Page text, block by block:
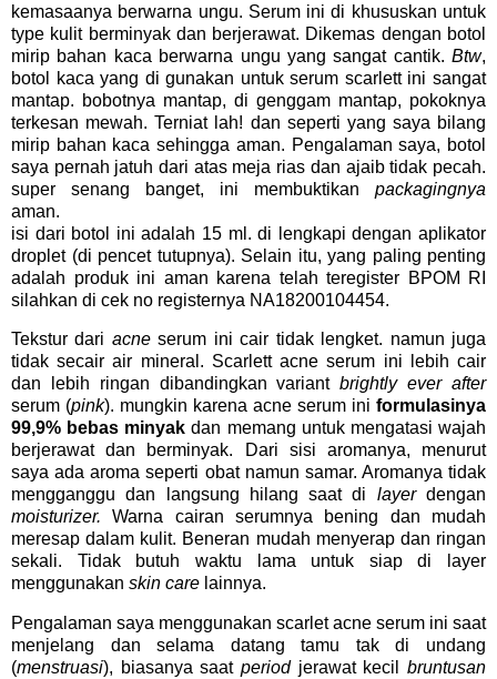
kemasaanya berwarna ungu. Serum ini di khususkan untuk
type kulit berminyak dan berjerawat. Dikemas dengan botol
mirip bahan kaca berwarna ungu yang sangat cantik. Btw,
botol kaca yang di gunakan untuk serum scarlett ini sangat
mantap. bobotnya mantap, di genggam mantap, pokoknya
terkesan mewah. Terniat lah! dan seperti yang saya bilang
mirip bahan kaca sehingga aman. Pengalaman saya, botol
saya pernah jatuh dari atas meja rias dan ajaib tidak pecah.
super senang banget, ini membuktikan packagingnya
aman.
isi dari botol ini adalah 15 ml. di lengkapi dengan aplikator
droplet (di pencet tutupnya). Selain itu, yang paling penting
adalah produk ini aman karena telah teregister BPOM RI
silahkan di cek no registernya NA18200104454.
Tekstur dari acneserum ini cair tidak lengket. namun juga
tidak secair air mineral. Scarlett acne serum ini lebih cair
dan lebih ringan dibandingkan variantbrightly ever after
serum (pink). mungkin karena acne serum ini formulasinya
99,9% bebas minyak dan memang untuk mengatasi wajah
berjerawat dan berminyak. Dari sisi aromanya, menurut
saya ada aroma seperti obat namun samar. Aromanya tidak
mengganggu dan langsung hilang saat di layerdengan
moisturizer. Warna cairan serumnya bening dan mudah
meresap dalam kulit. Beneran mudah menyerap dan ringan
sekali. Tidak butuh waktu lama untuk siap di layer
menggunakan skin care lainnya.
Pengalaman saya menggunakan scarlet acne serum ini saat
menjelang dan selama datang tamu tak di undang
(menstruasi), biasanya saat periodjerawat kecil bruntusan